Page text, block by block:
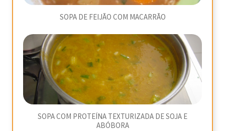
SOPA DE FEIJÃO COM MACARRÃO
SOPA COM PROTEÍNA TEXTURIZADA DE SOJA E
ABÓBORA